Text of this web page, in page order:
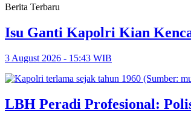
Berita Terbaru
Isu Ganti Kapolri Kian
3 August 2026 - 15:43 WIB
LBH Peradi Profesional: